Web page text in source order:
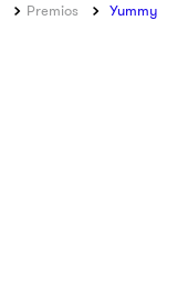
Premios
Yummy